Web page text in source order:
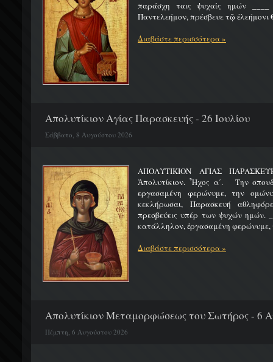
παράσχη ταις ψυχαίς ημών ____
Παντελεήμον, πρέσβευε τῷ ἐλεήμονι
Διαβάστε περισσότερα »
Απολυτίκιον Αγίας Παρασκευής - 26 Ιουλίου
Σάββατο, 8 Αυγούστου 2026
ΑΠΟΛΥΤΙΚΙΟΝ ΑΓΙΑΣ
Ἀπολυτίκιον. Ἦχος α΄. Την
εργασαμένη φερώνυμε, την
κεκλήρωσαι, Παρασκευή
πρεσβεύεις υπέρ των ψυχών ημών.
κατάλληλον, ἐργασαμένη φερώνυμε,
Διαβάστε περισσότερα »
Απολυτίκιον Μεταμορφώσεως του Σωτήρος - 6
Πέμπτη, 6 Αυγούστου 2026